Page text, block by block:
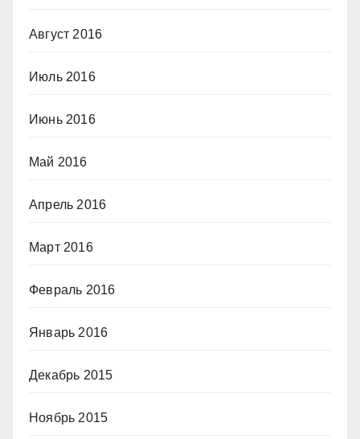
Август 2016
Июль 2016
Июнь 2016
Май 2016
Апрель 2016
Март 2016
Февраль 2016
Январь 2016
Декабрь 2015
Ноябрь 2015